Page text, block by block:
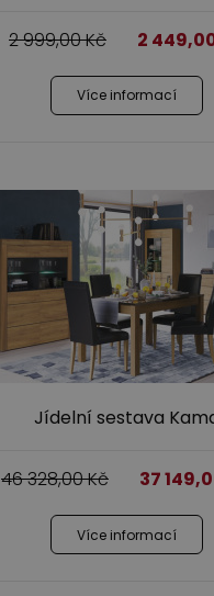
2 999,00Kč 2
Více informací
Jídelní sestava
46 328,00Kč 37
Více informací